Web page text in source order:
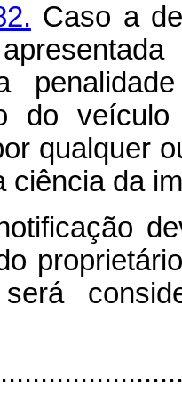
Caso a
do
qualquer
ciência da
será